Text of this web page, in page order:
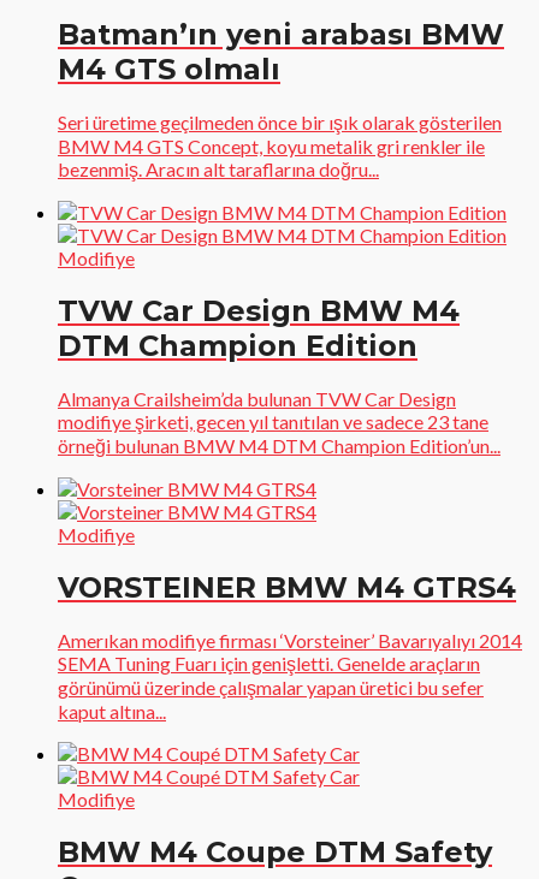
Batman’ın yeni arabası BMW
M4 GTS olmalı
Seri üretime geçilmeden önce bir ışık olarak gösterilen
BMW M4 GTS Concept, koyu metalik gri renkler ile
bezenmiş. Aracın alt taraflarına doğru...
Modifiye
TVW Car Design BMW M4
DTM Champion Edition
Almanya Crailsheim’da bulunan TVW Car Design
modifiye şirketi, gecen yıl tanıtılan ve sadece 23 tane
örneği bulunan BMW M4 DTM Champion Edition’un...
Modifiye
VORSTEINER BMW M4 GTRS4
Amerıkan modifiye firması ‘Vorsteiner’ Bavarıyalıyı 2014
SEMA Tuning Fuarı için genişletti. Genelde araçların
görünümü üzerinde çalışmalar yapan üretici bu sefer
kaput altına...
Modifiye
BMW M4 Coupe DTM Safety